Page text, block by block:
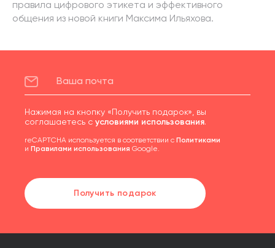
правила цифрового этикета и эффективного
общения из новой книги Максима Ильяхова.
Нажимая на кнопку «Получить подарок», вы
соглашаетесь с условиями использования.
reCAPTCHA используется в соответствии с Политиками
и Правилами использования Google.
Получить подарок